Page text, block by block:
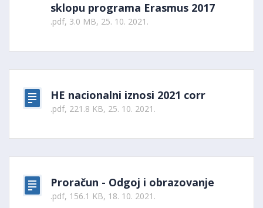
sklopu programa Erasmus 2017
.pdf, 3.0 MB, 25. 10. 2021.
HE nacionalni iznosi 2021 corr
.pdf, 221.8 KB, 25. 10. 2021.
Proračun - Odgoj i obrazovanje
.pdf, 156.1 KB, 18. 10. 2021.